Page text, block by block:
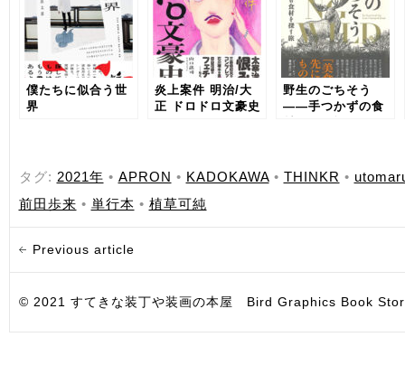
僕たちに似合う世
界
炎上案件 明治/大
正 ドロドロ文豪史
野生のごちそう
——手つかずの食
タグ: 2021年 • APRON • KADOKAWA• THINKR •
前田歩来 • 単行本 • 植草可純
Previous article
© 2021 すてきな装丁や装画の本屋 Bird Graphics Book